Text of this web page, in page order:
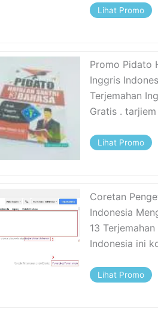
Lihat Promo
Promo Pidato
Inggris
Terjemahan
Gratis . tarjiem
Lihat Promo
Coretan
Indonesia
13
Indonesia ini
Lihat Promo